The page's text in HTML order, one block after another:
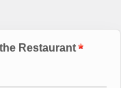
Restaurant